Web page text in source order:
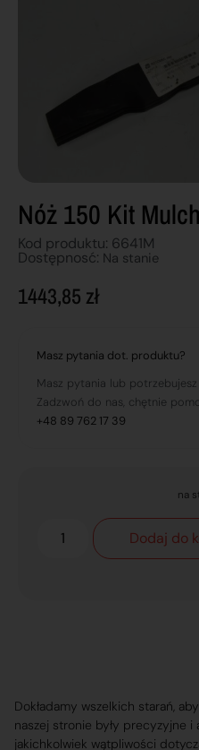
Nóż 150 Kit Mulch
Kod produktu: 6641M
Dostępnosć: Na stanie
1443,85 zł
Masz pytania dot. produktu?
Masz pytania lub
Zadzwoń do nas, chętnie
+48 89 762 17 39
na
Dodaj do
Dokładamy wszelkich starań,
naszej stronie były precyzyjne i
jakichkolwiek wątpliwości